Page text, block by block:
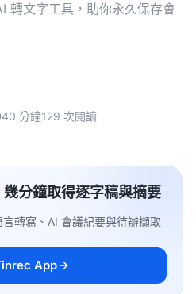
轉文字工具，助你永久保存會
40 分鐘129 次閱讀
分鐘取得逐字稿與摘要
轉寫、AI 會議紀要與待辦擷取
App